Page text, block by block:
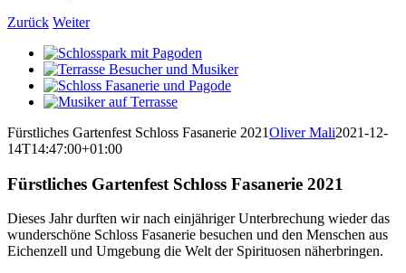
Zurück Weiter
View
Larger
Image
View
Larger
Image
View
Larger
View
Image
Fürstliches Gartenfest Schloss Fasanerie 2021Oliver Mali2021-12-
14T14:47:00+01:00
Fürstliches Gartenfest Schloss Fasanerie 2021
Dieses Jahr durften wir nach einjähriger Unterbrechung wieder das
wunderschöne Schloss Fasanerie besuchen und den Menschen aus
Eichenzell und Umgebung die Welt der Spirituosen näherbringen.